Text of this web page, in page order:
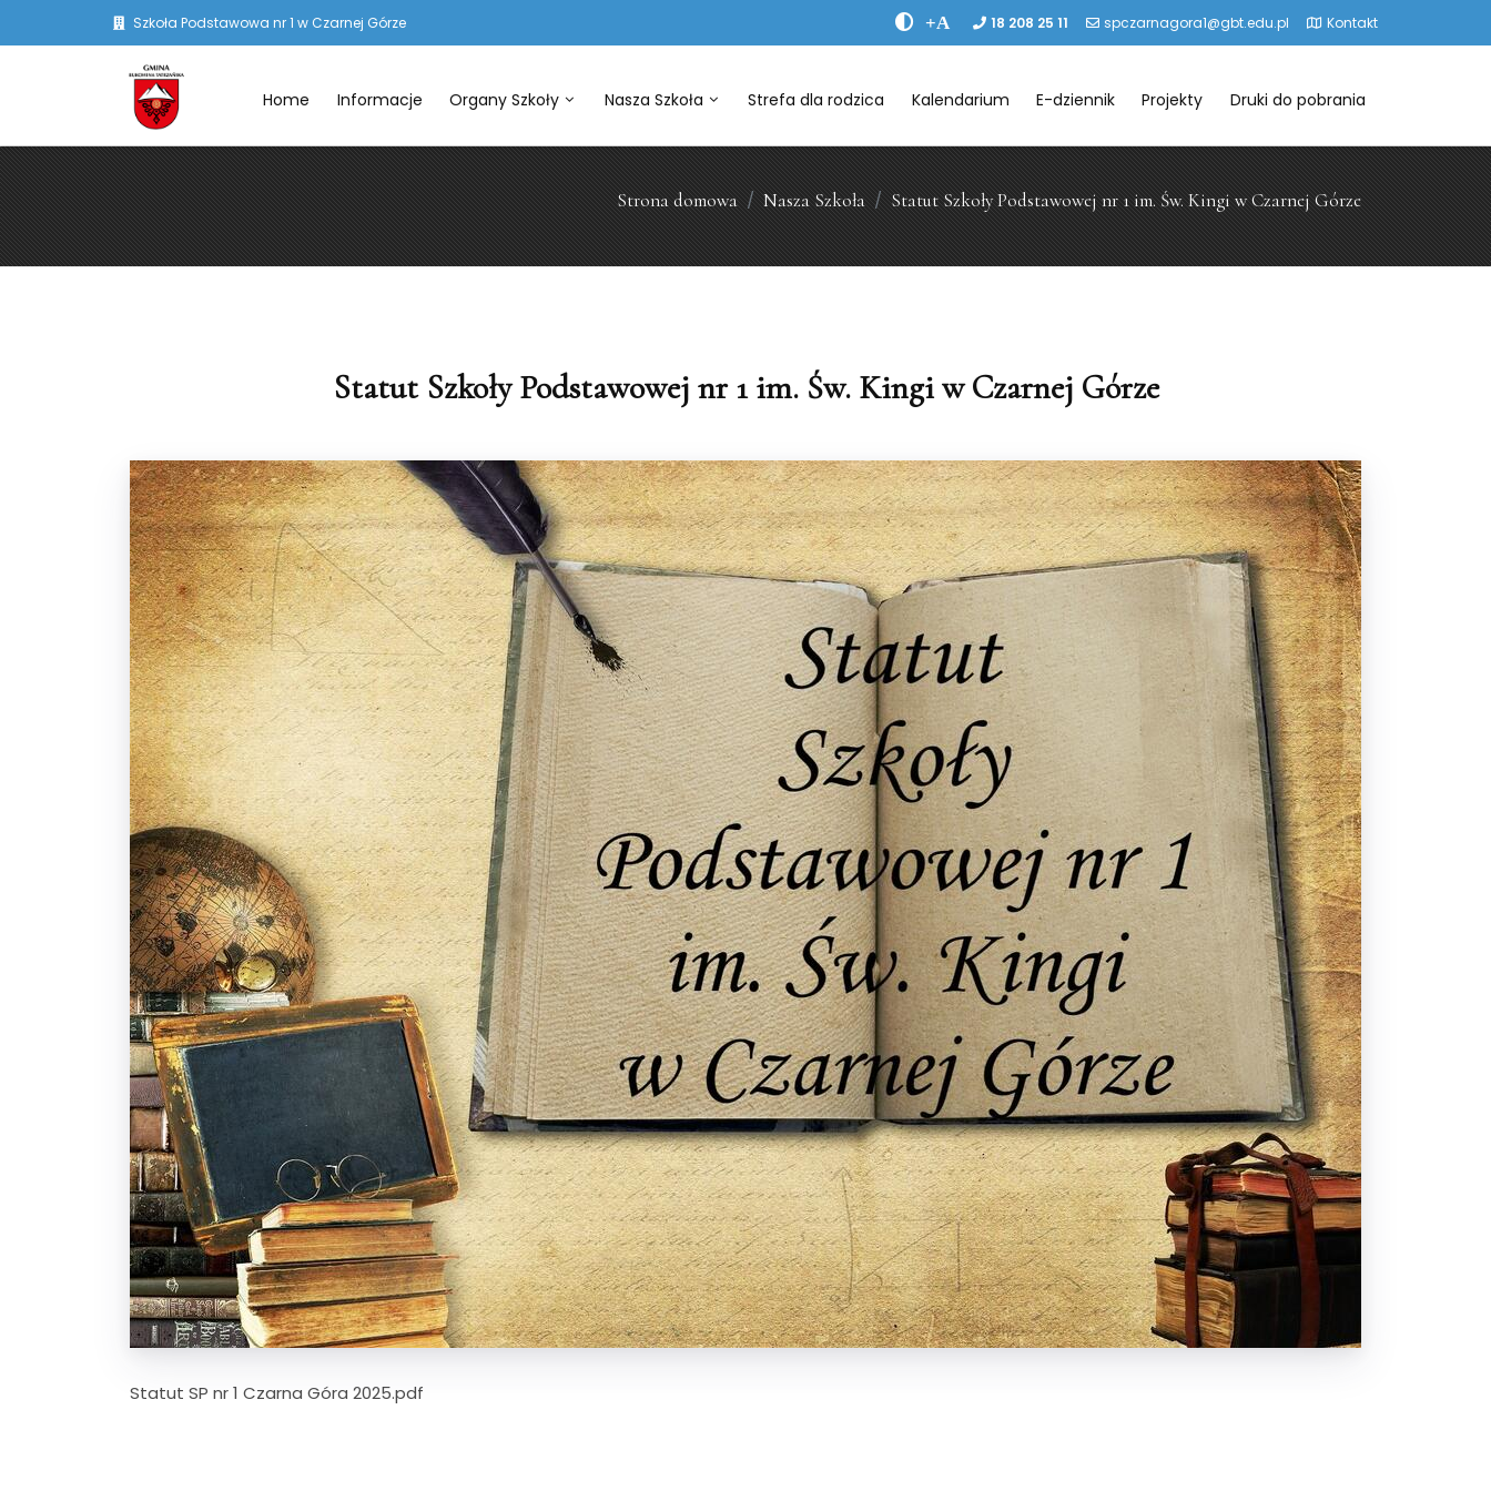
Szkoła Podstawowa nr 1 w Czarnej Górze +A 18 208 25 11 spczarnagora1@gbt.edu.pl Kontakt
Home Informacje Organy Szkoły Nasza Szkoła Strefa dla rodzica Kalendarium E-dziennik Projekty Druki do pobrania
Strona domowa Nasza Szkoła Statut Szkoły Podstawowej nr 1 im. Św. Kingi w Czarnej Górze
Statut Szkoły Podstawowej nr 1 im. Św. Kingi w Czarnej Górze
Statut SP nr 1 Czarna Góra 2025.pdf